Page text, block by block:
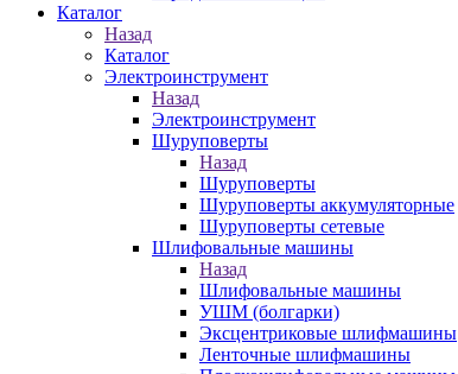
Каталог
Назад
Каталог
Электроинструмент
Назад
Электроинструмент
Шуруповерты
Назад
Шуруповерты
Шуруповерты аккумуляторные
Шуруповерты сетевые
Шлифовальные машины
Назад
Шлифовальные машины
УШМ (болгарки)
Эксцентриковые шлифмашины
Ленточные шлифмашины